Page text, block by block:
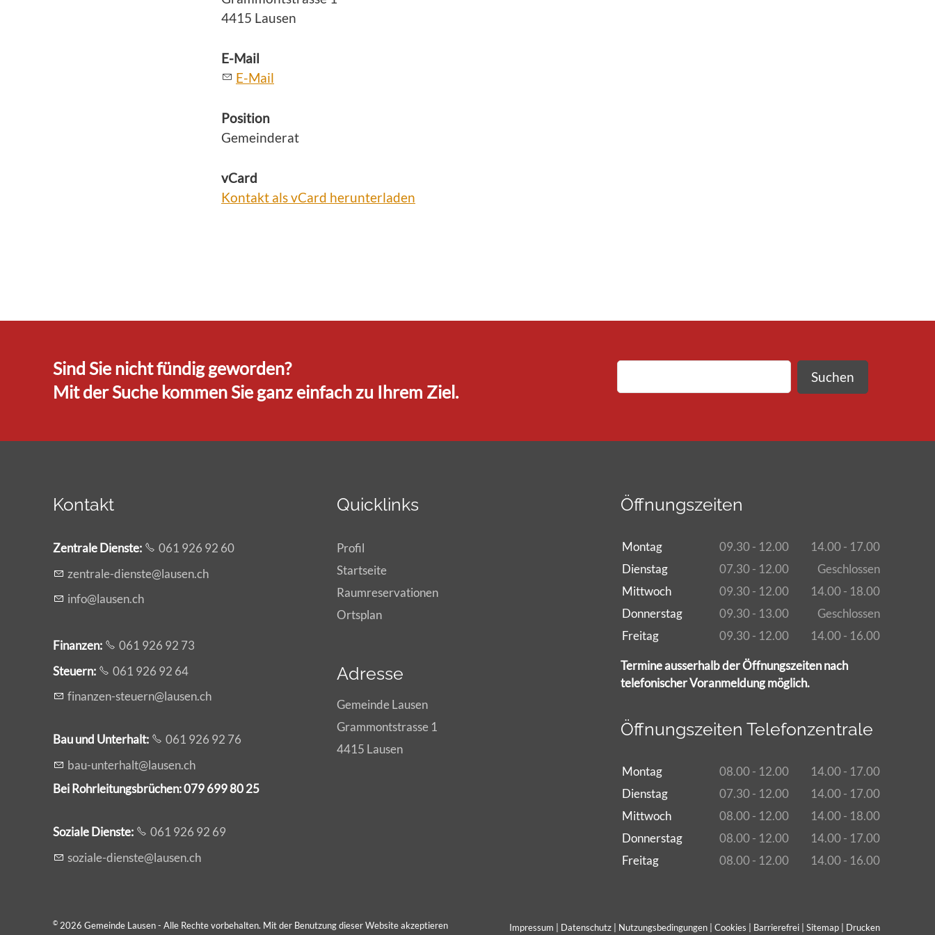
4415 Lausen
E-Mail
E-Mail
Position
Gemeinderat
vCard
Kontakt als vCard herunterladen
Sind Sie nicht fündig geworden?
Mit der Suche kommen Sie ganz einfach zu Ihrem Ziel.
Suchen
Kontakt
Zentrale Dienste:
061 926 92 60
z ntr l -d nst l s nch
nf
l s nch
Finanzen:
061 926 92 73
Steuern:
061 926 92 64
f n nz n-st rn l s nch
Bau und Unterhalt:
061 926 92 76
b
- nt rh lt l s nch
Bei Rohrleitungsbrüchen: 079 699 80 25
Soziale Dienste:
061 926 92 69
s z l -d nst l s nch
Quicklinks
Profil
Startseite
Raumreservationen
Ortsplan
Adresse
Gemeinde Lausen
Grammontstrasse 1
4415 Lausen
Öffnungszeiten
Montag 09.30 - 12.00
14.00 - 17.00
Dienstag
07.30 - 12.00
Geschlossen
Mittwoch
09.30 - 12.00
14.00 - 18.00
Donnerstag
09.30 - 13.00
Geschlossen
Freitag
09.30 - 12.00 14.00 - 16.00
Termine ausserhalb der Öffnungszeiten nach
telefonischer Voranmeldung möglich.
Öffnungszeiten Telefonzentrale
Montag 08.00 - 12.00
14.00 - 17.00
Dienstag
07.30 - 12.00
14.00 - 17.00
Mittwoch
08.00 - 12.00
14.00 - 18.00
Donnerstag
08.00 - 12.00
14.00 - 17.00
Freitag
08.00 - 12.00 14.00 - 16.00
© 2026 Gemeinde Lausen - Alle Rechte vorbehalten. Mit der Benutzung dieser Website akzeptieren Impressum Datenschutz Nutzungsbedingungen Cookies Barrierefrei Sitemap Drucken